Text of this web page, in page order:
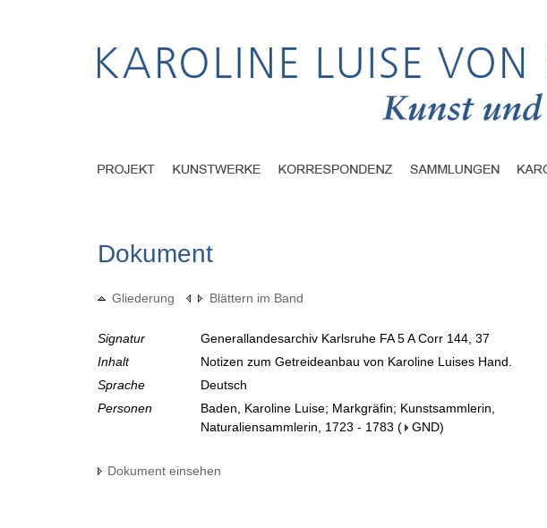
Dokument
Gliederung Blättern im Band
Signatur
Generallandesarchiv Karlsruhe FA 5 A Corr 144, 37
Inhalt
Notizen zum Getreideanbau von Karoline Luises Hand.
Sprache
Deutsch
Personen
Baden, Karoline Luise; Markgräfin; Kunstsammlerin,
Naturaliensammlerin, 1723 - 1783 ( GND)
Dokument einsehen